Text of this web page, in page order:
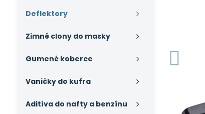
Deflektory
Zimné clony do masky
Gumené koberce
Vaničky do kufra
Aditíva do nafty a benzínu